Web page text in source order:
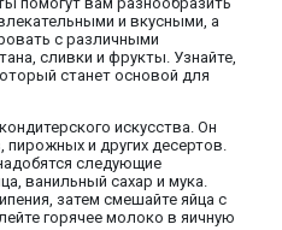
и вкусными, а
с различными
сливки и фрукты. Узнайте,
станет основой для
искусства. Он
и других десертов.
следующие
ванильный сахар и мука.
затем смешайте яйца с
горячее молоко в яичную